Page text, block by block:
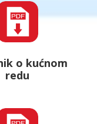
o kućnom
redu